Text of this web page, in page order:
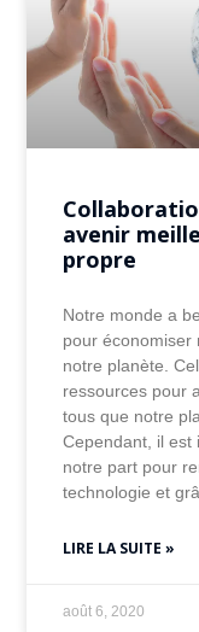
avenir
propre
Notre monde a
pour économiser
notre planète.
ressources pour
tous que notre
Cependant, il est
notre part pour
technologie et
LIRE LA SUITE »
août 6, 2020